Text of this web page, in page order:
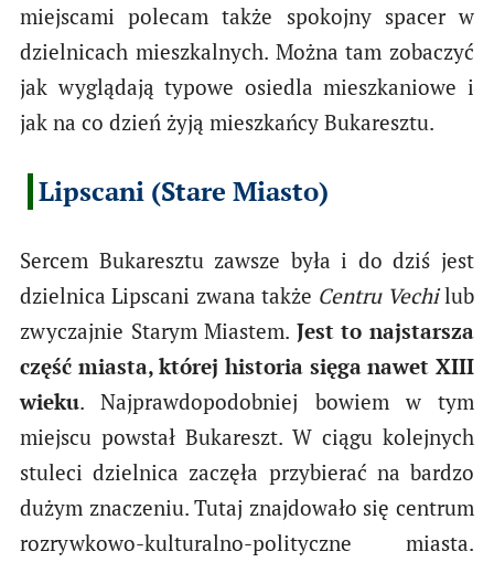
miejscami polecam także spokojny spacer w
dzielnicach mieszkalnych. Można tam zobaczyć
jak wyglądają typowe osiedla mieszkaniowe i
jak na co dzień żyją mieszkańcy Bukaresztu.
Lipscani (Stare Miasto)
Sercem Bukaresztu zawsze była i do dziś jest
dzielnica Lipscani zwana także Centru Vechilub
zwyczajnie Starym Miastem. Jest to najstarsza
część miasta, której historia sięga nawet XIII
wieku. Najprawdopodobniej bowiem w tym
miejscu powstał Bukareszt. W ciągu kolejnych
stuleci dzielnica zaczęła przybierać na bardzo
dużym znaczeniu. Tutaj znajdowało się centrum
rozrywkowo-kulturalno-polityczne miasta.